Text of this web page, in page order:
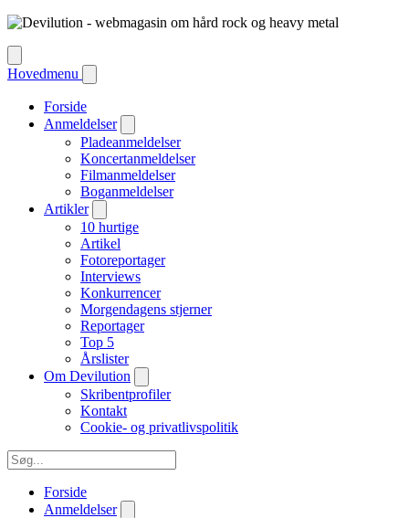
Hovedmenu
Forside
Anmeldelser
Pladeanmeldelser
Koncertanmeldelser
Filmanmeldelser
Boganmeldelser
Artikler
10 hurtige
Artikel
Fotoreportager
Interviews
Konkurrencer
Morgendagens stjerner
Reportager
Top 5
Årslister
Om Devilution
Skribentprofiler
Kontakt
Cookie- og privatlivspolitik
Forside
Anmeldelser